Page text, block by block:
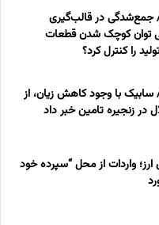
جمع‌شدگی در قالب‌گیری
توان کوچک شدن قطعات
را کنترل کرد؟
با وجود کاهش زیان، از
در زنجیره تامین خبر داد
واردات از محل “سپرده خود